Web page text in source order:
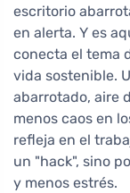
escritorio
en alerta. Y es
conecta el tema
vida sostenible.
abarrotado, aire
menos caos en
refleja en el
un "hack", sino
y menos estrés.